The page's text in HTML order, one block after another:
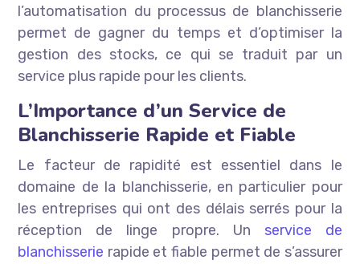
l’automatisation du processus de blanchisserie
permet de gagner du temps et d’optimiser la
gestion des stocks, ce qui se traduit par un
service plus rapide pour les clients.
L’Importance d’un Service de
Blanchisserie Rapide et Fiable
Le facteur de rapidité est essentiel dans le
domaine de la blanchisserie, en particulier pour
les entreprises qui ont des délais serrés pour la
réception de linge propre. Un service de
blanchisserie rapide et fiable permet de s’assurer